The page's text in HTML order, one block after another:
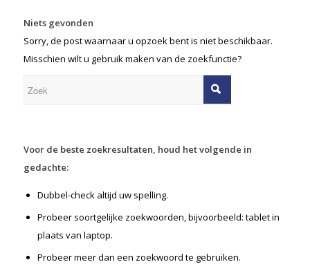
Niets gevonden
Sorry, de post waarnaar u opzoek bent is niet beschikbaar.
Misschien wilt u gebruik maken van de zoekfunctie?
Voor de beste zoekresultaten, houd het volgende in
gedachte:
Dubbel-check altijd uw spelling.
Probeer soortgelijke zoekwoorden, bijvoorbeeld: tablet in
plaats van laptop.
Probeer meer dan een zoekwoord te gebruiken.